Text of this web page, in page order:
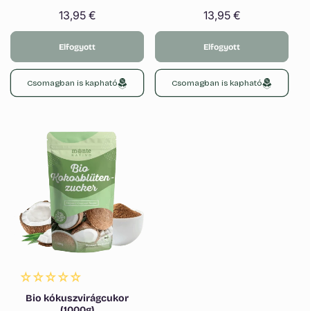
Normál
ár
13,95 €
Elfogyott
Csomagban is kapható
Normál
ár
13,95 €
Elfogyott
Csomagban is kapható
Bio kókuszvirágcukor